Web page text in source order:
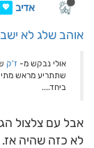
אדיב 💖
אוהב שלג לא
אולי נבקש מ- ז'ק
שתתריע מראש מתי
ביחד....
אבל עם צלצול
לא כזה שהיה אז.